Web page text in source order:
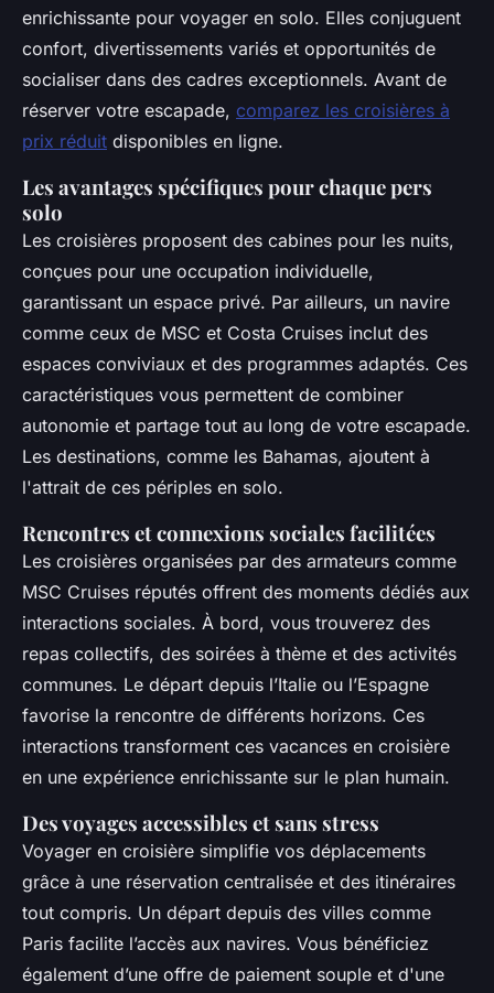
enrichissante pour voyager en solo. Elles conjuguent
confort, divertissements variés et opportunités de
socialiser dans des cadres exceptionnels. Avant de
réserver votre escapade, comparez les croisières à
prix réduit disponibles en ligne.
Les avantages spécifiques pour chaque pers
solo
Les croisières proposent des cabines pour les nuits,
conçues pour une occupation individuelle,
garantissant un espace privé. Par ailleurs, un navire
comme ceux de MSC et Costa Cruises inclut des
espaces conviviaux et des programmes adaptés. Ces
caractéristiques vous permettent de combiner
autonomie et partage tout au long de votre escapade.
Les destinations, comme les Bahamas, ajoutent à
l'attrait de ces périples en solo.
Rencontres et connexions sociales facilitées
Les croisières organisées par des armateurs comme
MSC Cruises réputés offrent des moments dédiés aux
interactions sociales. À bord, vous trouverez des
repas collectifs, des soirées à thème et des activités
communes. Le départ depuis l’Italie ou l’Espagne
favorise la rencontre de différents horizons. Ces
interactions transforment ces vacances en croisière
en une expérience enrichissante sur le plan humain.
Des voyages accessibles et sans stress
Voyager en croisière simplifie vos déplacements
grâce à une réservation centralisée et des itinéraires
tout compris. Un départ depuis des villes comme
Paris facilite l’accès aux navires. Vous bénéficiez
également d’une offre de paiement souple et d'une